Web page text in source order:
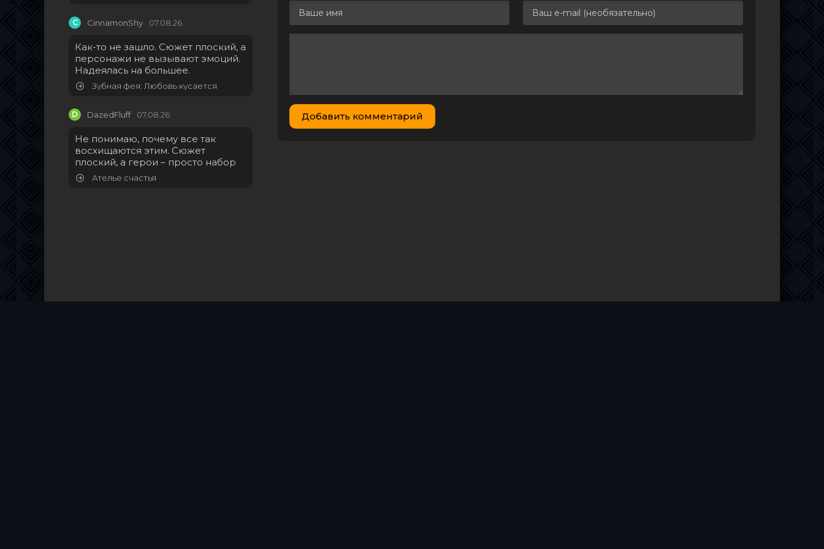
C CinnamonShy 07.08.26
Как-то не зашло. Сюжет плоский, а
персонажи не вызывают эмоций.
Надеялась на большее.
Зубная фея: Любовь кусается
D DazedFluff 07.08.26
Не понимаю, почему все так
восхищаются этим. Сюжет
плоский, а герои – просто набор
Ателье счастья
Добавить комментарий